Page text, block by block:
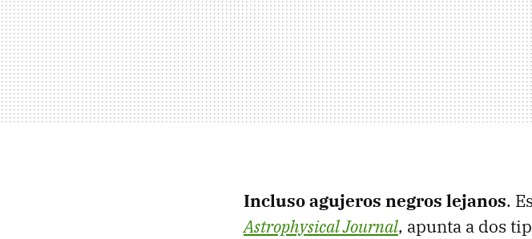
Incluso agujeros negros lejanos.
Astrophysical Journal, apunta a dos